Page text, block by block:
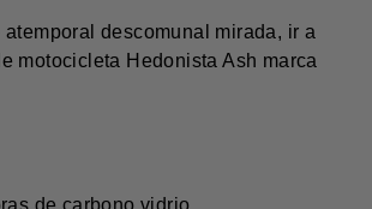
atemporal descomunal mirada, ir a
motocicleta Hedonista Ash marca